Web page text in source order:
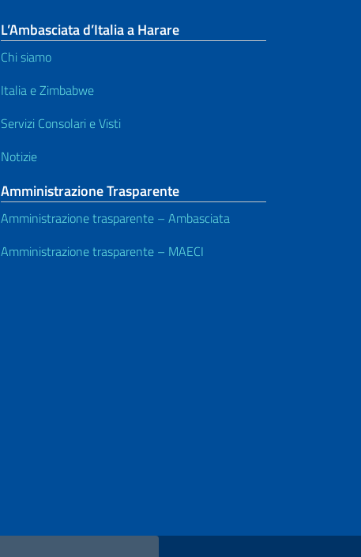
L’Ambasciata d’Italia a Harare
Chi siamo
Italia e Zimbabwe
Servizi Consolari e Visti
Notizie
Amministrazione Trasparente
Amministrazione trasparente – Ambasciata
Amministrazione trasparente – MAECI